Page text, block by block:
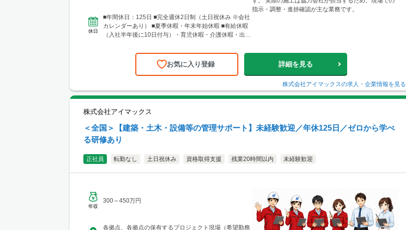
13 NKエルムビル1F └アクセス：地下鉄「北12条駅」徒
歩3分、JR「札幌駅」徒歩9分 ※札幌を中心とした道央
圏のほか、道南・道東・道北の各地区（小樽・千歳・岩
所 兵庫県神戸市中央区東町122-2 港都ビル8階 └アクセ
ス：「三宮・花時計前駅」から徒歩2分、「三宮駅」か
ら徒歩8分 ※関西、近畿圏を中心としたエリアのほか、
前第3ビル5階10号 └アクセス：阪急電鉄「大阪梅田
良好 ※関西、近畿圏を中心としたエリアのほか、東海・
北陸エリアにも現場あり。
休日
■年間休日：125日 ■完全週休2日制（土日祝休み ※会社
カレンダーあり） ■夏季休暇・年末年始休暇 ■有給休暇
（入社半年後に10日付与）・育児休暇・介護休暇・出張
指示・調整・進捗確認が主な業務です。
お気に入り登録 詳細を見る
株式会社アイマックスの求人・企業情報を見る
株式会社アイマックス
＜全国＞【建築・土木・設備等の管理サポート】未経験歓迎／年休125日／ゼロから学べ
る研修あり
正社員 転勤なし 土日祝休み 資格取得支援 残業20時間以内 未経験歓迎
年収
300～450万円
各拠点、各拠点の保有するプロジェクト現場（希望勤務